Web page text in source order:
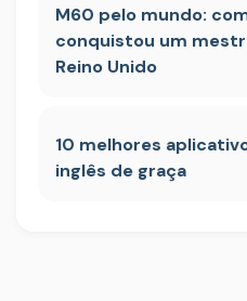
M60 pelo mundo:
conquistou um
Reino Unido
10 melhores
inglês de graça